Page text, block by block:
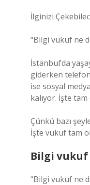
İlginizi
“Bilgi vukuf ne
İstanbul’da
giderken
ise sosyal
kalıyor. İşte
Çünkü bazı
İşte vukuf tam
Bilgi vukuf
“Bilgi vukuf ne